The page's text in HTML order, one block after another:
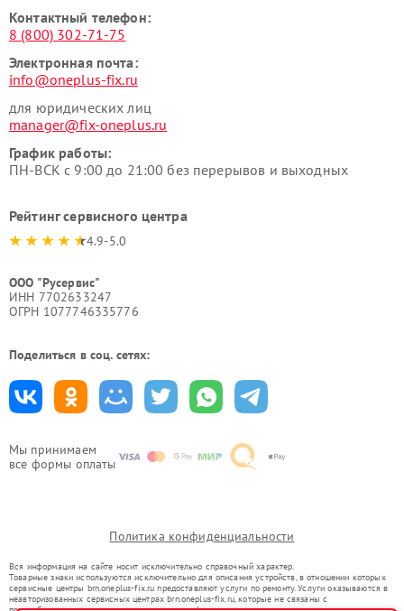
Мы принимаем
все формы оплаты
Контактный телефон:
8 (800) 302-71-75
Электронная почта:
info@oneplus-fix.ru
для юридических лиц
manager@fix-oneplus.ru
График работы:
ПН-ВСК с 9:00 до 21:00 без перерывов и выходных
Рейтинг сервисного центра
4.9-5.0
ООО "Русервис"
ИНН 7702633247
ОГРН 1077746335776
Поделиться в соц. сетях:
Политика конфиденциальности
Вся информация на сайте носит исключительно справочный характер.
Товарные знаки используются исключительно для описания устройств, в отношении которых
сервисные центры brn.oneplus-fix.ru предоставляют услуги по ремонту. Услуги оказываются в
неавторизованных сервисных центрах brn.oneplus-fix.ru, которые не связаны с